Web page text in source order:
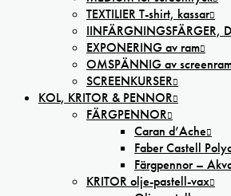
TEXTILIER T-shirt, kassar
IINFÄRGNINGSFÄRGER,
EXPONERING av ram
OMSPÄNNIG av
SCREENKURSER
KOL, KRITOR & PENNOR
FÄRGPENNOR
Caran d’Ache
Faber Castell
Färgpennor –
KRITOR olje-pastell-vax